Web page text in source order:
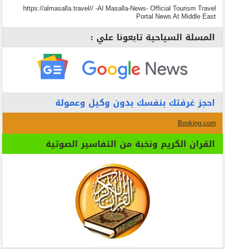
https://almasalla.travel// -Al Masalla-News- Official Tourism Travel
Portal News At Middle East
المسلة السياحية تابعونا علي :
احجز غرفتك بنفسك بدون وكيل وعمولة
Booking.com
القران الكريم ونخبة من التفاسير الصوتية